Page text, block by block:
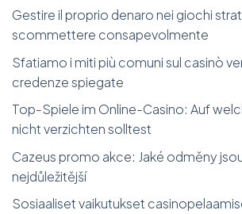
Gestire il proprio denaro nei giochi
scommettere consapevolmente
Sfatiamo i miti più comuni sul casinò
credenze spiegate
Top-Spiele im Online-Casino: Auf
nicht verzichten solltest
Cazeus promo akce: Jaké odměny
nejdůležitější
Sosiaaliset vaikutukset